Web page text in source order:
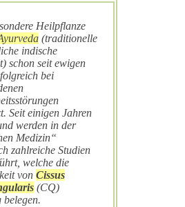
Heilpflanze
(traditionelle
indische
schon seit ewigen
bei
Seit einigen Jahren
werden in der
Medizin“
zahlreiche Studien
welche die
von Cissus
(CQ)
belegen.